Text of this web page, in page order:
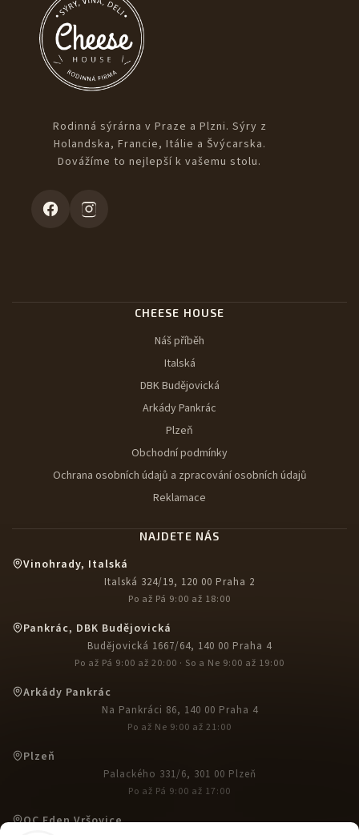
Rodinná sýrárna v Praze a Plzni. Sýry z
Holandska, Francie, Itálie a Švýcarska.
Dovážíme to nejlepší k vašemu stolu.
CHEESE HOUSE
Náš příběh
Italská
DBK Budějovická
Arkády Pankrác
Plzeň
Obchodní podmínky
Ochrana osobních údajů a zpracování osobních údajů
Reklamace
NAJDETE NÁS
Vinohrady, Italská
Italská 324/19, 120 00 Praha 2
Po až Pá 9:00 až 18:00
Pankrác, DBK Budějovická
Budějovická 1667/64, 140 00 Praha 4
Po až Pá 9:00 až 20:00 · So a Ne 9:00 až 19:00
Arkády Pankrác
Na Pankráci 86, 140 00 Praha 4
Po až Ne 9:00 až 21:00
Plzeň
Palackého 331/6, 301 00 Plzeň
Po až Pá 9:00 až 17:00
OC Eden Vršovice